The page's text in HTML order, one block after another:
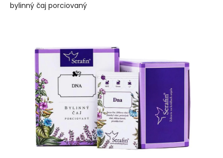
bylinný čaj porciovaný